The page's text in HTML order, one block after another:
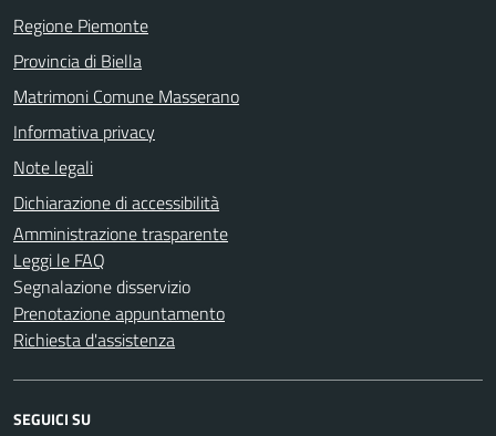
Regione Piemonte
Provincia di Biella
Matrimoni Comune Masserano
Informativa privacy
Note legali
Dichiarazione di accessibilità
Amministrazione trasparente
Leggi le FAQ
Segnalazione disservizio
Prenotazione appuntamento
Richiesta d'assistenza
SEGUICI SU